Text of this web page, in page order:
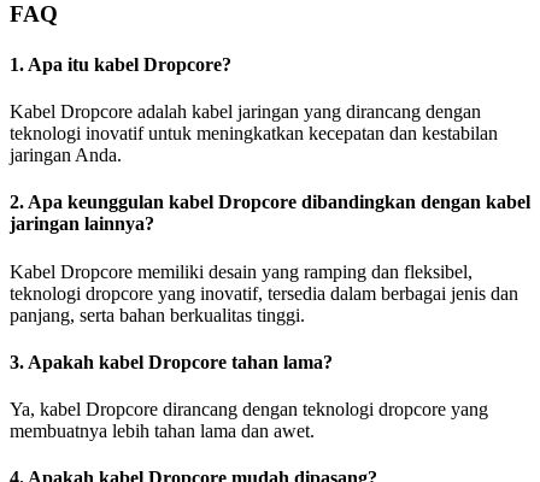
FAQ
1. Apa itu kabel Dropcore?
Kabel Dropcore adalah kabel jaringan yang dirancang dengan
teknologi inovatif untuk meningkatkan kecepatan dan kestabilan
jaringan Anda.
2. Apa keunggulan kabel Dropcore dibandingkan dengan kabel
jaringan lainnya?
Kabel Dropcore memiliki desain yang ramping dan fleksibel,
teknologi dropcore yang inovatif, tersedia dalam berbagai jenis dan
panjang, serta bahan berkualitas tinggi.
3. Apakah kabel Dropcore tahan lama?
Ya, kabel Dropcore dirancang dengan teknologi dropcore yang
membuatnya lebih tahan lama dan awet.